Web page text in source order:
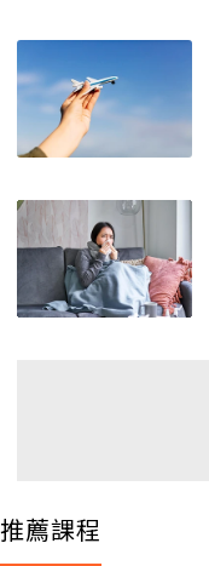
推薦課程